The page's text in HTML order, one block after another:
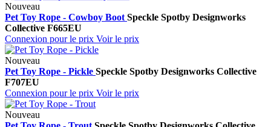
Nouveau
Pet Toy Rope - Cowboy Boot Speckle Spotby Designworks
Collective F665EU
Connexion pour le prix Voir le prix
Nouveau
Pet Toy Rope - Pickle Speckle Spotby Designworks Collective
F707EU
Connexion pour le prix Voir le prix
Nouveau